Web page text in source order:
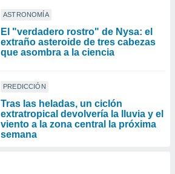
ASTRONOMÍA
El "verdadero rostro" de Nysa: el
extraño asteroide de tres cabezas
que asombra a la ciencia
PREDICCIÓN
Tras las heladas, un ciclón
extratropical devolvería la lluvia y el
viento a la zona central la próxima
semana